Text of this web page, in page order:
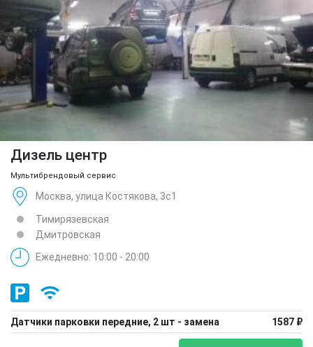
Дизель центр
Мультибрендовый сервис
Москва, улица Костякова, 3с1
Тимирязевская
Дмитровская
Ежедневно: 10:00 - 20:00
Датчики парковки передние, 2 шт - замена 1587 ₽